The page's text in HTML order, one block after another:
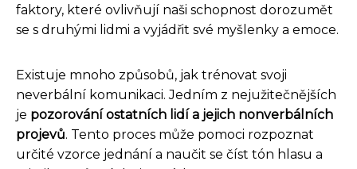
faktory, které ovlivňují naši schopnost dorozumět
se s druhými lidmi a vyjádřit své myšlenky a emoce.
Existuje mnoho způsobů, jak trénovat svoji
neverbální komunikaci. Jedním z nejužitečnějších
je pozorování ostatních lidí a jejich nonverbálních
projevů. Tento proces může pomoci rozpoznat
určité vzorce jednání a naučit se číst tón hlasu a